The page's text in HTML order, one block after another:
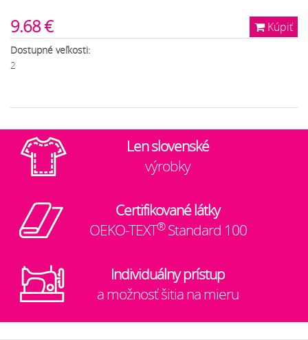
Kúpiť
9.68 €
Dostupné veľkosti:
2
Len slovenské
výrobky
Certifikované látky
OEKO-TEXT®Standard 100
Individuálny prístup
a možnosť šitia na mieru